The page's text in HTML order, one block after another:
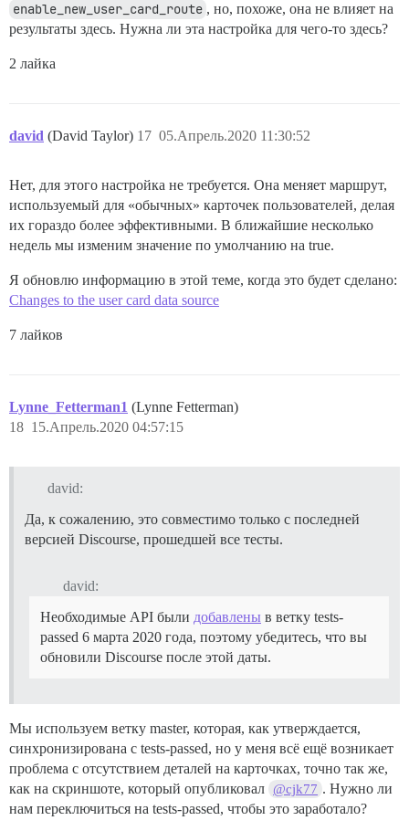
enable_new_user_card_route , но, похоже, она не влияет на
результаты здесь. Нужна ли эта настройка для чего-то здесь?
2 лайка
david (David Taylor) 05.Апрель.2020 11:30:52
17
Нет, для этого настройка не требуется. Она меняет маршрут,
используемый для «обычных» карточек пользователей, делая
их гораздо более эффективными. В ближайшие несколько
недель мы изменим значение по умолчанию на true.
Я обновлю информацию в этой теме, когда это будет сделано:
Changes to the user card data source
7 лайков
Lynne_Fetterman1 (Lynne Fetterman)
15.Апрель.2020 04:57:15
18
david:
Да, к сожалению, это совместимо только с последней
версией Discourse, прошедшей все тесты.
david:
Необходимые API были добавлены в ветку tests-
passed 6 марта 2020 года, поэтому убедитесь, что вы
обновили Discourse после этой даты.
Мы используем ветку master, которая, как утверждается,
синхронизирована с tests-passed, но у меня всё ещё возникает
проблема с отсутствием деталей на карточках, точно так же,
как на скриншоте, который опубликовал @cjk77 . Нужно ли
нам переключиться на tests-passed, чтобы это заработало?